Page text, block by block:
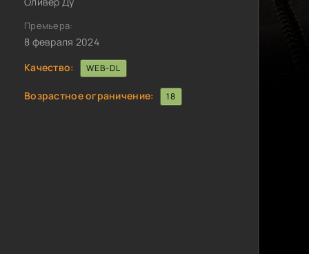
Премьера:
8 февраля 2024
Качество:
WEB-DL
Возрастное ограничение: 18